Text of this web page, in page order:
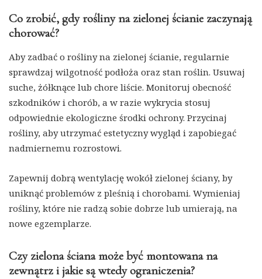
Co zrobić, gdy rośliny na zielonej ścianie zaczynają
chorować?
Aby zadbać o rośliny na zielonej ścianie, regularnie
sprawdzaj wilgotność podłoża oraz stan roślin. Usuwaj
suche, żółknące lub chore liście. Monitoruj obecność
szkodników i chorób, a w razie wykrycia stosuj
odpowiednie ekologiczne środki ochrony. Przycinaj
rośliny, aby utrzymać estetyczny wygląd i zapobiegać
nadmiernemu rozrostowi.
Zapewnij dobrą wentylację wokół zielonej ściany, by
uniknąć problemów z pleśnią i chorobami. Wymieniaj
rośliny, które nie radzą sobie dobrze lub umierają, na
nowe egzemplarze.
Czy zielona ściana może być montowana na
zewnątrz i jakie są wtedy ograniczenia?